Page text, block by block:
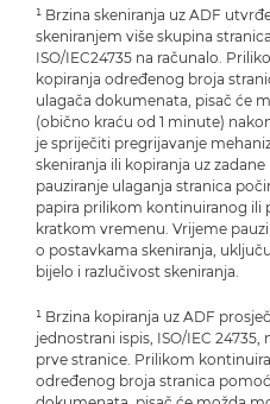
¹ Brzina skeniranja uz ADF
skeniranjem više skupina
ISO/IEC24735 na računalo.
kopiranja određenog broja
ulagača dokumenata, pisač će
(obično kraću od 1 minute)
je spriječiti pregrijavanje
skeniranja ili kopiranja uz
pauziranje ulaganja stranica
papira prilikom kontinuiranog ili
kratkom vremenu. Vrijeme
o postavkama skeniranja,
bijelo i razlučivost skeniranja.
¹ Brzina kopiranja uz ADF
jednostrani ispis, ISO/IEC
prve stranice. Prilikom
određenog broja stranica